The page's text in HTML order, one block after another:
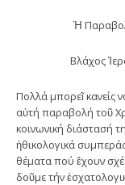
Ἡ
Βλάχος
Πολλά μπορεῖ κανείς
αὐτή παραβολή τοῦ
κοινωνική διάστασή
ἠθικολογικά
θέματα πού ἔχουν
δοῦμε τήν